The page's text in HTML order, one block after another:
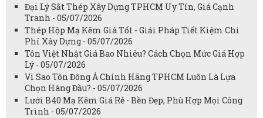
Đại Lý Sắt Thép Xây Dựng TPHCM Uy Tín, Giá Cạnh
Tranh - 05/07/2026
Thép Hộp Mạ Kẽm Giá Tốt - Giải Pháp Tiết Kiệm Chi
Phí Xây Dựng - 05/07/2026
Tôn Việt Nhật Giá Bao Nhiêu? Cách Chọn Mức Giá Hợp
Lý - 05/07/2026
Vì Sao Tôn Đông Á Chính Hãng TPHCM Luôn Là Lựa
Chọn Hàng Đầu? - 05/07/2026
Lưới B40 Mạ Kẽm Giá Rẻ - Bền Đẹp, Phù Hợp Mọi Công
Trình - 05/07/2026